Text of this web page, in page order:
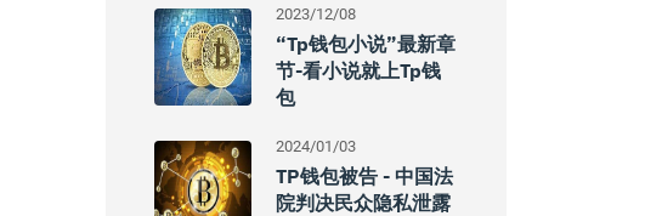
2023/12/08
“tp钱包小说”最新章
节-看小说就上tp钱
包
2024/01/03
TP钱包被告 - 中国法
院判决民众隐私泄露